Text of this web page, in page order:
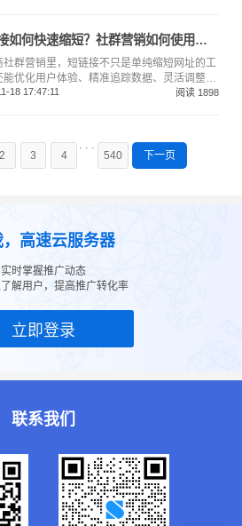
长链接如何快速缩短？社群营销如何使用短链接
社群营销里，短链接不只是单纯缩短网址的工
能优化用户体验、精准追踪数据、灵活调整策
从多环节助力转化提升。以下是具体的使用方
18 17:47:11 阅读 1898
2 3 4
· · ·
540 下一页
，高速云服务器
实时掌握推广动态
解用户，提高推广转化率
立即登录
联系我们